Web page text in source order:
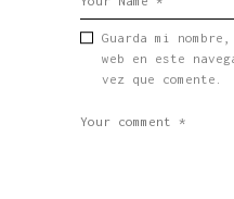
Guarda mi
web en este
vez que comente.